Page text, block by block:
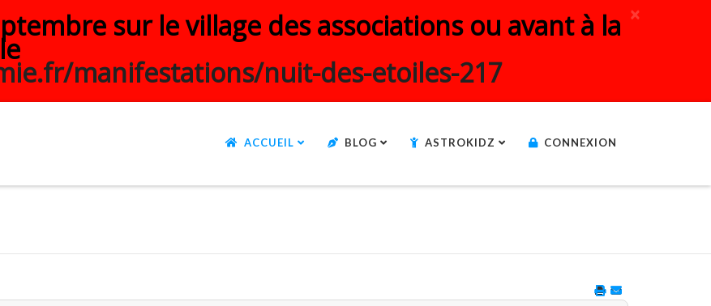
×
sur le village des associations ou avant à la
manifestations/nuit-des-etoiles-217
ACCUEIL BLOG ASTROKIDZ CONNEXION